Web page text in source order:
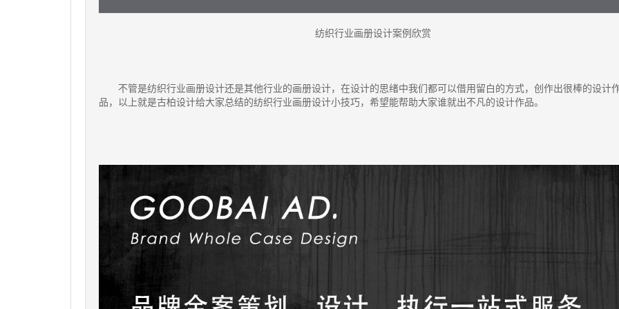
纺织行业画册设计案例欣赏
不管是纺织行业画册设计还是其他行业的画册设计，在设计的思绪中我们都可以借用留白的方式，创作出很棒的设计
品，以上就是古柏设计给大家总结的纺织行业画册设计小技巧，希望能帮助大家谁就出不凡的设计作品。